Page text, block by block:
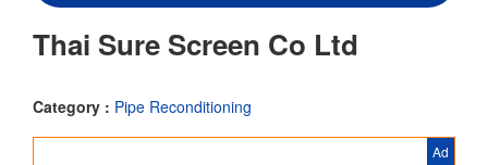
Thai Sure Screen Co Ltd
Category : Pipe Reconditioning
Ad